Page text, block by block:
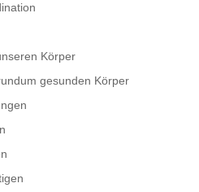
Körper
gesunden Körper